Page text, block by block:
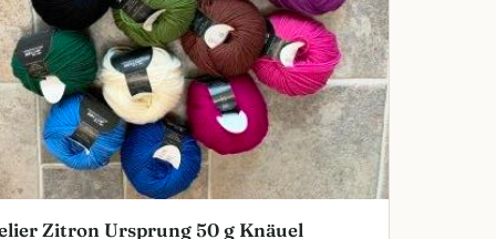
Zitron Ursprung 50 g Knäuel